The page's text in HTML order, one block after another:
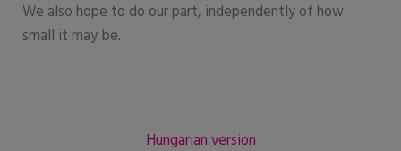
We also hope to do our part, independently of how
small it may be.
Hungarian version